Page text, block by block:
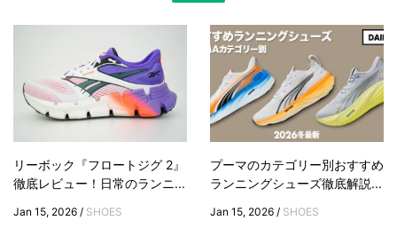
リーボック『フロートジグ 2』
徹底レビュー！日常のランニ...
Jan 15, 2026 / SHOES
プーマのカテゴリー別おすすめ
ランニングシューズ徹底解説...
Jan 15, 2026 / SHOES